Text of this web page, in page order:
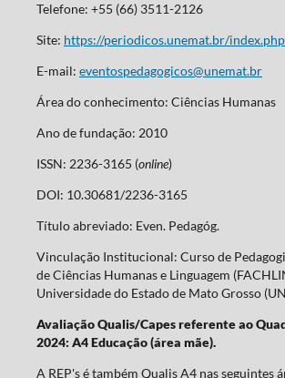
Telefone: +55 (66) 3511-2126
Site: https://periodicos.unemat.br/
E-mail: eventospedagogicos@unemat.br
Área do conhecimento: Ciências Humanas
Ano de fundação: 2010
ISSN: 2236-3165 (online)
DOI: 10.30681/2236-3165
Título abreviado: Even. Pedagóg.
Vinculação Institucional: Curso de
de Ciências Humanas e Linguagem
Universidade do Estado de Mato Grosso
Avaliação Qualis/Capes referente ao
2024: A4 Educação (área mãe).
A REP's é também Qualis A4 nas seguintes